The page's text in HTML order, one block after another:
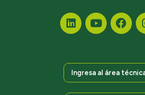
Ingresa al área